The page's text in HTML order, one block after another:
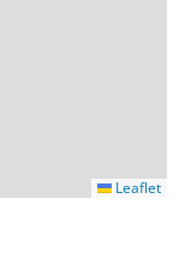
Leaflet